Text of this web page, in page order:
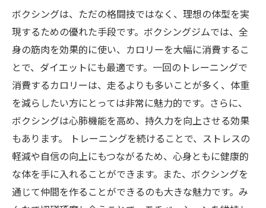
成功体験：ボクシングで理想の体型を手に入れ
た人々の声
あなたも挑戦してみよう！ボクシングで理想の
自分に
ボクシングは、ただの格闘技ではなく、理想の体型を実
現するための優れた手段です。ボクシングジムでは、全
身の筋肉を効果的に使い、カロリーを大幅に消費するこ
とで、ダイエットにも最適です。一回のトレーニングで
消費するカロリーは、走るよりも多いことが多く、体重
を減らしたい方にとっては非常に魅力的です。さらに、
ボクシングは心肺機能を高め、持久力を向上させる効果
もあります。 トレーニングを続けることで、ストレスの
軽減や自信の向上にもつながるため、心身ともに健康的
な体を手に入れることができます。また、ボクシングを
通じて仲間を作ることができるのも大きな魅力です。み